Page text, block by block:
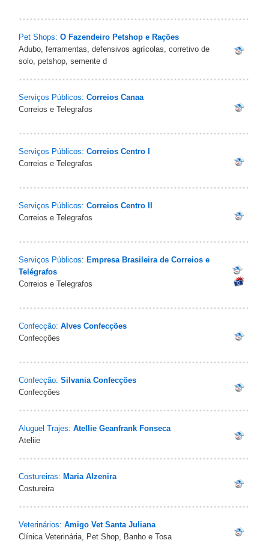
Pet Shops: O Fazendeiro Petshop e Rações
Adubo, ferramentas, defensivos agrícolas, corretivo de
solo, petshop, semente d
Serviços Públicos: Correios Canaa
Correios e Telegrafos
Serviços Públicos: Correios Centro I
Correios e Telegrafos
Serviços Públicos: Correios Centro II
Correios e Telegrafos
Serviços Públicos: Empresa Brasileira de Correios e
Telégrafos
Correios e Telegrafos
Confecção: Alves Confecções
Confecções
Confecção: Silvania Confecções
Confecções
Aluguel Trajes: Atellie Geanfrank Fonseca
Ateliie
Costureiras: Maria Alzenira
Costureira
Veterinários: Amigo Vet Santa Juliana
Clínica Veterinária, Pet Shop, Banho e Tosa